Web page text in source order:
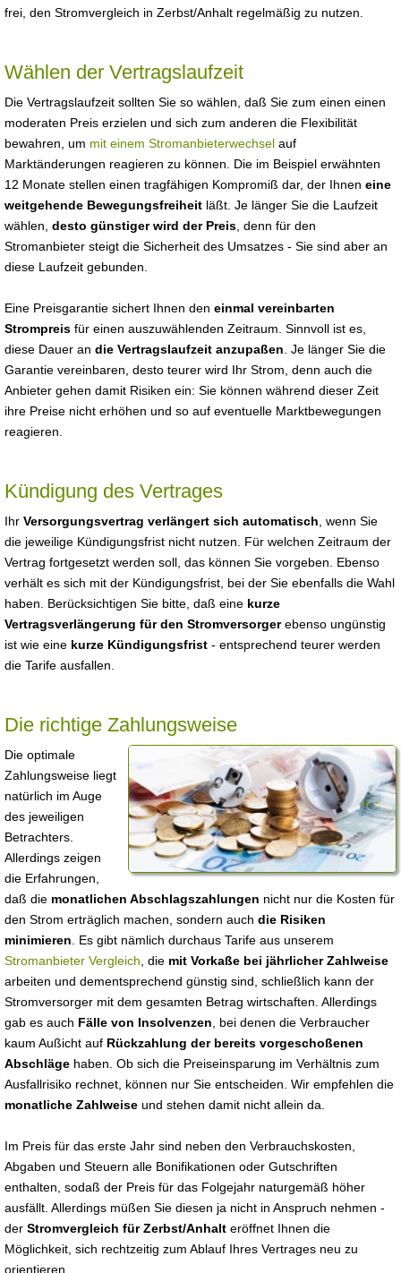
frei, den Stromvergleich in Zerbst/Anhalt regelmäßig zu nutzen.
Wählen der Vertragslaufzeit
Die Vertragslaufzeit sollten Sie so wählen, daß Sie zum einen einen
moderaten Preis erzielen und sich zum anderen die Flexibilität
bewahren, um mit einem Stromanbieterwechsel auf
Marktänderungen reagieren zu können. Die im Beispiel erwähnten
12 Monate stellen einen tragfähigen Kompromiß dar, der Ihnen eine
weitgehende Bewegungsfreiheit läßt. Je länger Sie die Laufzeit
wählen, desto günstiger wird der Preis , denn für den
Stromanbieter steigt die Sicherheit des Umsatzes - Sie sind aber an
diese Laufzeit gebunden.
Eine Preisgarantie sichert Ihnen den einmal vereinbarten
Strompreis für einen auszuwählenden Zeitraum. Sinnvoll ist es,
diese Dauer an die Vertragslaufzeit anzupaßen . Je länger Sie die
Garantie vereinbaren, desto teurer wird Ihr Strom, denn auch die
Anbieter gehen damit Risiken ein: Sie können während dieser Zeit
ihre Preise nicht erhöhen und so auf eventuelle Marktbewegungen
reagieren.
Kündigung des Vertrages
Ihr Versorgungsvertrag verlängert sich automatisch , wenn Sie
die jeweilige Kündigungsfrist nicht nutzen. Für welchen Zeitraum der
Vertrag fortgesetzt werden soll, das können Sie vorgeben. Ebenso
verhält es sich mit der Kündigungsfrist, bei der Sie ebenfalls die Wahl
haben. Berücksichtigen Sie bitte, daß eine kurze
Vertragsverlängerung für den Stromversorgerebenso ungünstig
ist wie eine kurze Kündigungsfrist - entsprechend teurer werden
die Tarife ausfallen.
Die richtige Zahlungsweise
Die optimale
Zahlungsweise liegt
natürlich im Auge
des jeweiligen
Betrachters.
Allerdings zeigen
die Erfahrungen,
daß die monatlichen Abschlagszahlungen nicht nur die Kosten für
den Strom erträglich machen, sondern auch die Risiken
minimieren . Es gibt nämlich durchaus Tarife aus unserem
Stromanbieter Vergleich , die mit Vorkaße bei jährlicher Zahlweise
arbeiten und dementsprechend günstig sind, schließlich kann der
Stromversorger mit dem gesamten Betrag wirtschaften. Allerdings
gab es auch Fälle von Insolvenzen , bei denen die Verbraucher
kaum Außicht auf Rückzahlung der bereits vorgeschoßenen
Abschläge haben. Ob sich die Preiseinsparung im Verhältnis zum
Ausfallrisiko rechnet, können nur Sie entscheiden. Wir empfehlen die
monatliche Zahlweise und stehen damit nicht allein da.
Im Preis für das erste Jahr sind neben den Verbrauchskosten,
Abgaben und Steuern alle Bonifikationen oder Gutschriften
enthalten, sodaß der Preis für das Folgejahr naturgemäß höher
ausfällt. Allerdings müßen Sie diesen ja nicht in Anspruch nehmen -
der Stromvergleich für Zerbst/Anhalt eröffnet Ihnen die
Möglichkeit, sich rechtzeitig zum Ablauf Ihres Vertrages neu zu
orientieren.